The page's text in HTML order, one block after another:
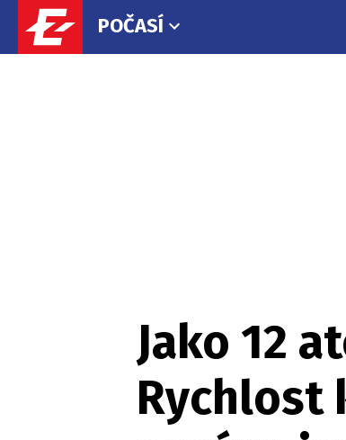
POČASÍ
Jako 12
Rychlost